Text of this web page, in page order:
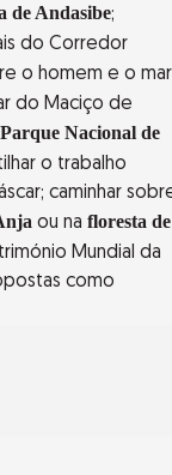
de Andasibe;
do Corredor
o homem e o mar
do Maciço de
Parque Nacional de
o trabalho
caminhar
ou na floresta de
Mundial da
como